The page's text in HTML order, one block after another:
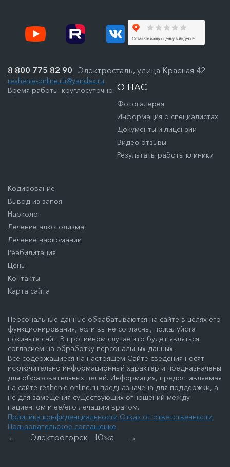
О НАС
Фотогалерея
Информация о специалистах
Документы и лицензии
Видео отзывы
Результаты работы клиники
Кодирование
Вывод из запоя
Нарколог
Лечение алкоголизма
Лечение наркомании
Реабилитация
Цены
Контакты
Карта сайта
8 800 775 82 90 Электросталь, улица Красная 42
reshenie-online.ru@yandex.ru
Время работы: круглосуточно
Персональные данные обрабатываются на сайте в целях его
функционирования, если вы не согласны, пожалуйста
покиньте сайт. В противном случае это будет являться
согласием на обработку персональных данных.
Все содержащиеся на настоящем Сайте сведения носят
исключительно информационный характер и предназначены
для образовательных целей. Информация, предоставляемая
на сайте reshenie-online.ru предназначена для поддержки, а
не для замещения существующих отношений между
пациентом и ее/его лечащим врачом.
Политика конфиденциальности Отказ от ответственности
Пользовательское соглашение
← Электрогорск Южа →